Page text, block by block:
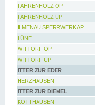
FAHRENHOLZ OP
FAHRENHOLZ UP
ILMENAU SPERRWERK AP
LÜNE
WITTORF OP
WITTORF UP
ITTER ZUR EDER
HERZHAUSEN
ITTER ZUR DIEMEL
KOTTHAUSEN